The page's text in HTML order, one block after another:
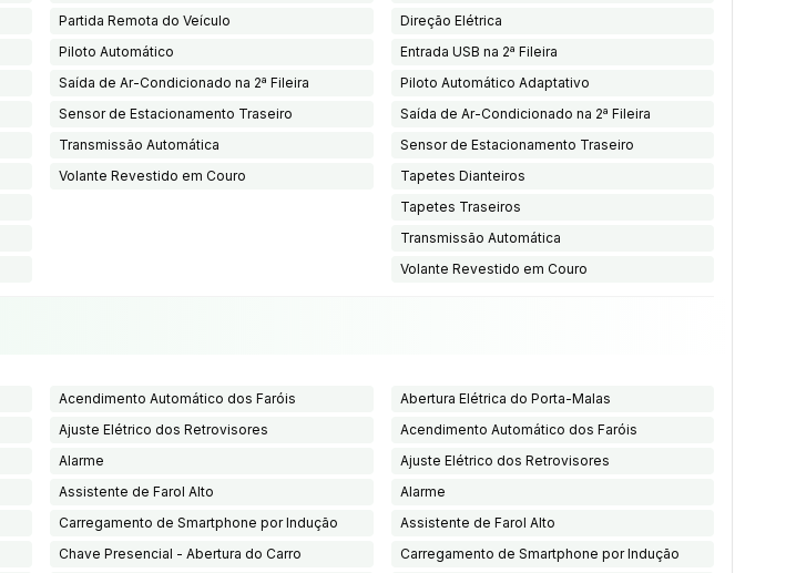
Partida Remota do Veículo
Piloto Automático
Saída de Ar-Condicionado na 2ª Fileira
Sensor de Estacionamento Traseiro
Transmissão Automática
Volante Revestido em Couro
Direção Elétrica
Entrada USB na 2ª Fileira
Piloto Automático Adaptativo
Saída de Ar-Condicionado na 2ª Fileira
Sensor de Estacionamento Traseiro
Tapetes Dianteiros
Tapetes Traseiros
Transmissão Automática
Volante Revestido em Couro
Acendimento Automático dos Faróis
Ajuste Elétrico dos Retrovisores
Alarme
Assistente de Farol Alto
Carregamento de Smartphone por Indução
Chave Presencial - Abertura do Carro
Abertura Elétrica do Porta-Malas
Acendimento Automático dos Faróis
Ajuste Elétrico dos Retrovisores
Alarme
Assistente de Farol Alto
Carregamento de Smartphone por Indução